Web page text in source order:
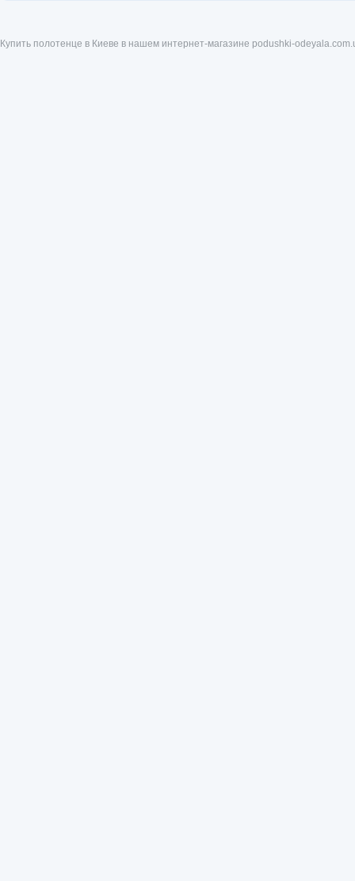
Купить полотенце в Киеве в нашем интернет-магазине podushki-